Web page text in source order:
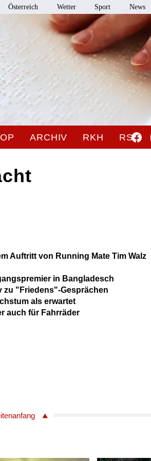
Österreich Wetter Sport News
ARCHIV RKH RSO
Auftritt von Running Mate Tim Walz
in Bangladesch
zu "Friedens"-Gesprächen
als erwartet
auch für Fahrräder